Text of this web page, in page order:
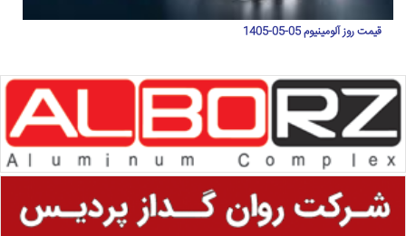
قیمت روز آلومینیوم 05-05-1405